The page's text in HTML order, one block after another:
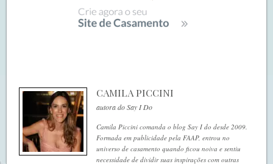
CAMILA PICCINI
autora do Say I Do
Camila Piccini comanda o blog Say I do desde 2009.
Formada em publicidade pela FAAP, entrou no
universo de casamento quando ficou noiva e sentiu
necessidade de dividir suas inspirações com outras